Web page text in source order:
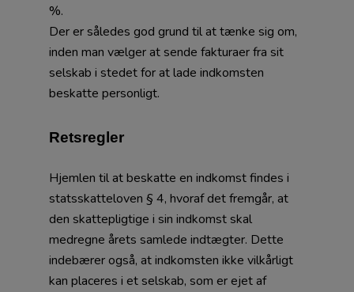
%.
Der er således god grund til at tænke sig om,
inden man vælger at sende fakturaer fra sit
selskab i stedet for at lade indkomsten
beskatte personligt.
Retsregler
Hjemlen til at beskatte en indkomst findes i
statsskatteloven § 4, hvoraf det fremgår, at
den skattepligtige i sin indkomst skal
medregne årets samlede indtægter. Dette
indebærer også, at indkomsten ikke vilkårligt
kan placeres i et selskab, som er ejet af